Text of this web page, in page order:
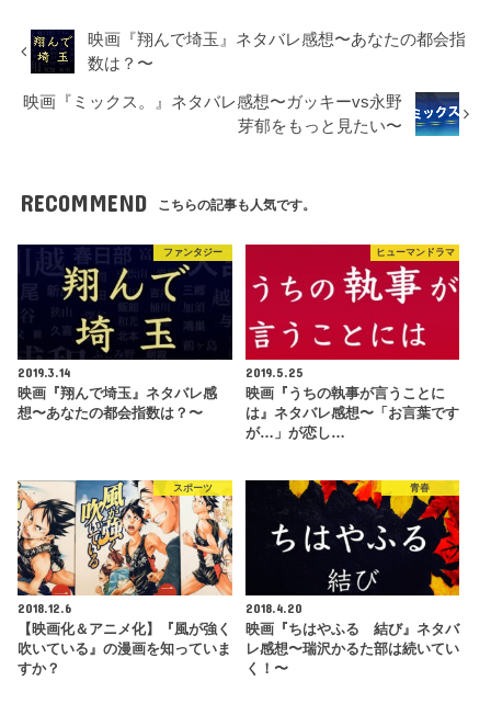
映画『翔んで埼玉』ネタバレ感想〜あなたの都会指
数は？〜
映画『ミックス。』ネタバレ感想〜ガッキーvs永野
芽郁をもっと見たい〜
RECOMMEND こちらの記事も人気です。
ファンタジー
2019.3.14
映画『翔んで埼玉』ネタバレ感
想〜あなたの都会指数は？〜
ヒューマンドラマ
2019.5.25
映画『うちの執事が言うことに
は』ネタバレ感想〜「お言葉です
が…」が恋し…
スポーツ
2018.12.6
【映画化＆アニメ化】『風が強く
吹いている』の漫画を知っていま
すか？
青春
2018.4.20
映画『ちはやふる 結び』ネタバ
レ感想〜瑞沢かるた部は続いてい
く！〜